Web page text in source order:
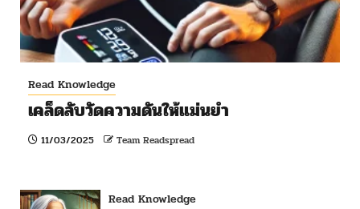
Read Knowledge
เคล็ดลับวัดความดันให้แม่นยำ
11/03/2025 Team Readspread
Read Knowledge